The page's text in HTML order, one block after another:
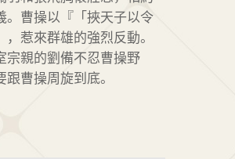
。曹操以『「挾天子以令
，惹來群雄的強烈反動。
宗親的劉備不忍曹操野
跟曹操周旋到底。